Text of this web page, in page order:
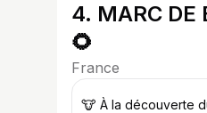
4. MARC DE
🌻
France
🐮 À la découverte